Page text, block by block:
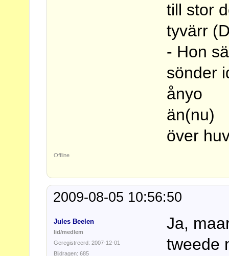
till stor
tyvärr
- Hon
sönder
ånyo
än(nu)
över
Offline
2009-08-05 10:56:50
Jules Beelen
lid/medlem
Geregistreerd: 2007-12-01
Bijdragen: 685
Ja,
tweede